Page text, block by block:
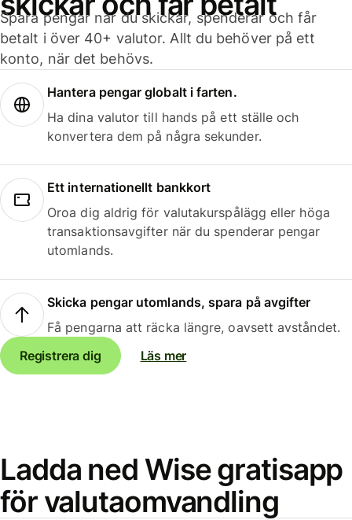
Spara pengar när du skickar, spenderar och får
betalt i över 40+ valutor. Allt du behöver på ett
konto, när det behövs.
Hantera pengar globalt i farten.
Ha dina valutor till hands på ett ställe och
konvertera dem på några sekunder.
Ett internationellt bankkort
Oroa dig aldrig för valutakurspålägg eller höga
transaktionsavgifter när du spenderar pengar
utomlands.
Skicka pengar utomlands, spara på avgifter
Få pengarna att räcka längre, oavsett avståndet.
Registrera dig
Läs mer
Ladda ned Wise gratisapp
för valutaomvandling